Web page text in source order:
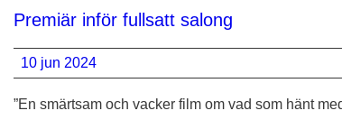
Premiär inför fullsatt salong
10 jun 2024
”En smärtsam och vacker film om vad som hänt